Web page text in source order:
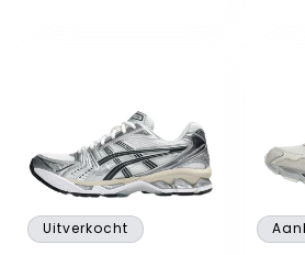
Uitverkocht